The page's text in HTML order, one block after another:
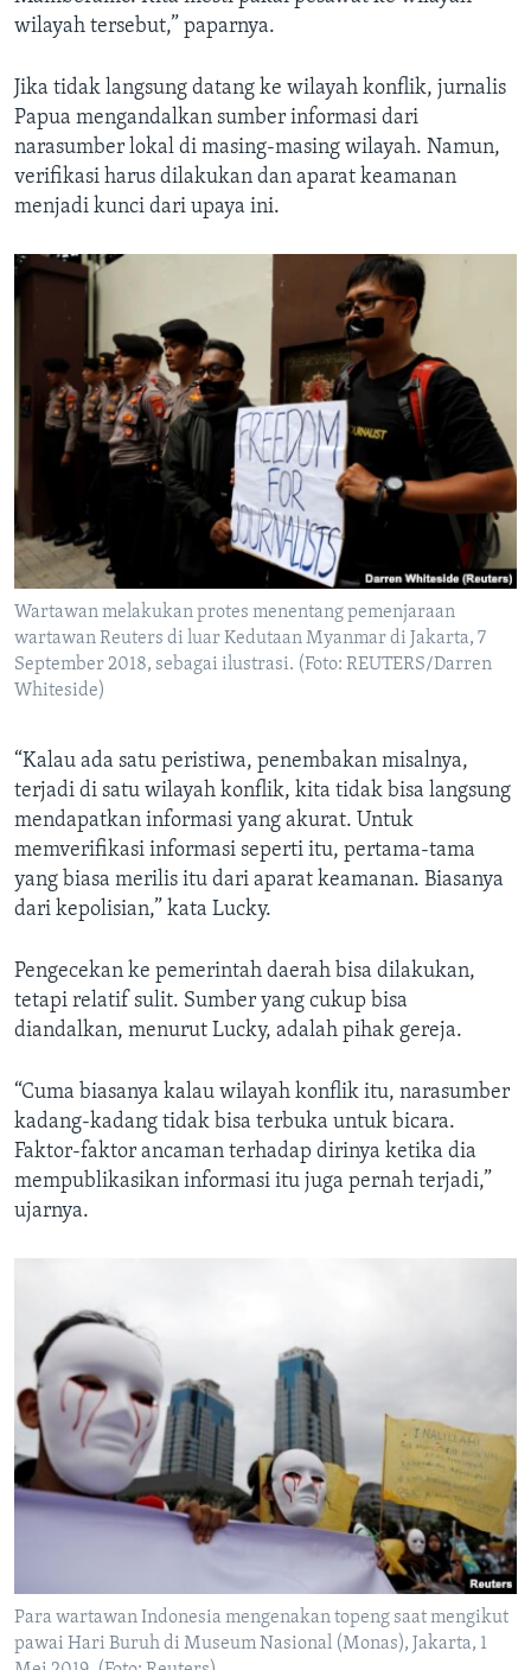
wilayah tersebut,” paparnya.
Jika tidak langsung datang ke wilayah konflik, jurnalis
Papua mengandalkan sumber informasi dari
narasumber lokal di masing-masing wilayah. Namun,
verifikasi harus dilakukan dan aparat keamanan
menjadi kunci dari upaya ini.
Wartawan melakukan protes menentang pemenjaraan
wartawan Reuters di luar Kedutaan Myanmar di Jakarta, 7
September 2018, sebagai ilustrasi. (Foto: REUTERS/Darren
Whiteside)
“Kalau ada satu peristiwa, penembakan misalnya,
terjadi di satu wilayah konflik, kita tidak bisa langsung
mendapatkan informasi yang akurat. Untuk
memverifikasi informasi seperti itu, pertama-tama
yang biasa merilis itu dari aparat keamanan. Biasanya
dari kepolisian,” kata Lucky.
Pengecekan ke pemerintah daerah bisa dilakukan,
tetapi relatif sulit. Sumber yang cukup bisa
diandalkan, menurut Lucky, adalah pihak gereja.
“Cuma biasanya kalau wilayah konflik itu, narasumber
kadang-kadang tidak bisa terbuka untuk bicara.
Faktor-faktor ancaman terhadap dirinya ketika dia
mempublikasikan informasi itu juga pernah terjadi,”
ujarnya.
Para wartawan Indonesia mengenakan topeng saat mengikut
pawai Hari Buruh di Museum Nasional (Monas), Jakarta, 1